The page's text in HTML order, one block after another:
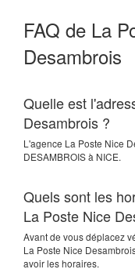
FAQ de La
Desambrois
Quelle est
Desambrois ?
L'agence La Poste Nice
DESAMBROISà NICE.
Quels sont les
La Poste Nice
Avant de vous déplacez
La Poste Nice
avoir les horaires.